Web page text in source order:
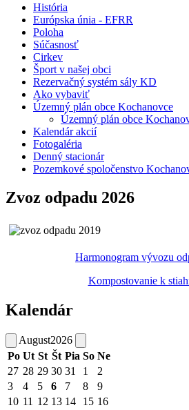
História
Európska únia - EFRR
Poloha
Súčasnosť
Cirkev
Šport v našej obci
Rezervačný systém sály KD
Ako vybaviť
Územný plán obce Kochanovce
Územný plán obce
Kalendár akcií
Fotogaléria
Denný stacionár
Pozemkové spoločenstvo
Zvoz odpadu 2026
Harmonogram vývozu
Kompostovanie k
Kalendár
August2026
Po Ut St Št Pia So Ne
27 28 29 30 31 1
2
3
4 5 6 7 8
9
10 11 12 13 14 15 16